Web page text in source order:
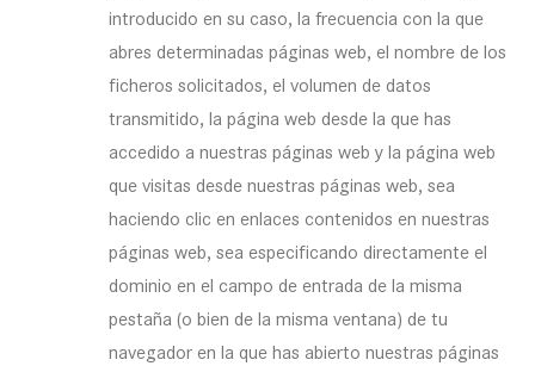
introducido en su caso, la frecuencia con la que
abres determinadas páginas web, el nombre de los
ficheros solicitados, el volumen de datos
transmitido, la página web desde la que has
accedido a nuestras páginas web y la página web
que visitas desde nuestras páginas web, sea
haciendo clic en enlaces contenidos en nuestras
páginas web, sea especificando directamente el
dominio en el campo de entrada de la misma
pestaña (o bien de la misma ventana) de tu
navegador en la que has abierto nuestras páginas